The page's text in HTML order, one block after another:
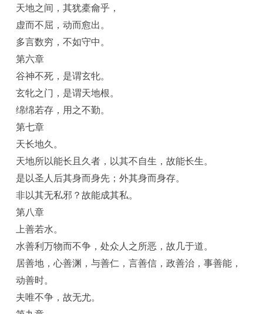
天地之间，其犹橐龠乎，
虚而不屈，动而愈出。
多言数穷，不如守中。
第六章
谷神不死，是谓玄牝。
玄牝之门，是谓天地根。
绵绵若存，用之不勤。
第七章
天长地久。
天地所以能长且久者，以其不自生，故能长生。
是以圣人后其身而身先；外其身而身存。
非以其无私邪？故能成其私。
第八章
上善若水。
水善利万物而不争，处众人之所恶，故几于道。
居善地，心善渊，与善仁，言善信，政善治，事善能，
动善时。
夫唯不争，故无尤。